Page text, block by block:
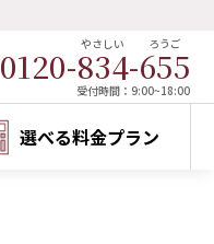
0120-834
やさしい
-655
ろうご
受付時間：9:00~18:00
選べる料金プラン